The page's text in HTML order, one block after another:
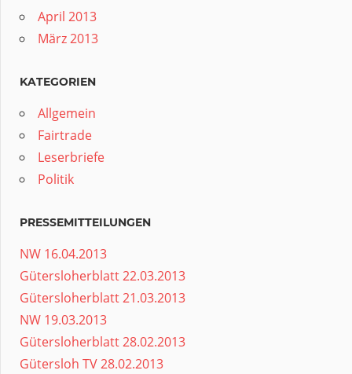
April 2013
März 2013
KATEGORIEN
Allgemein
Fairtrade
Leserbriefe
Politik
PRESSEMITTEILUNGEN
NW 16.04.2013
Gütersloherblatt 22.03.2013
Gütersloherblatt 21.03.2013
NW 19.03.2013
Gütersloherblatt 28.02.2013
Gütersloh TV 28.02.2013